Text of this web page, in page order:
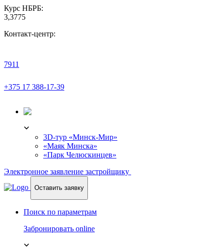
Курс НБРБ:
3,3775
Контакт-центр:
7911
+375 17 388-17-39
3D-тур «Минск-Мир»
«Маяк Минска»
«Парк Челюскинцев»
Электронное заявление застройщику
Оставить заявку
Поиск по параметрам
Забронировать online